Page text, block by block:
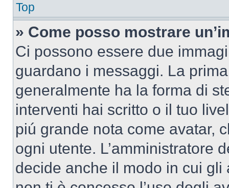
Top
» Come posso mostrare
Ci possono essere due
guardano i messaggi. La
generalmente ha la forma di
interventi hai scritto o il tuo
piú grande nota come avatar,
ogni utente. L’amministratore
decide anche il modo in cui